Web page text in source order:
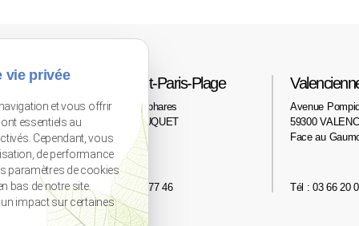
Le Touquet-Paris-Plage
2 avenue des phares
62520 LE TOUQUET
Tél : 03 21 06 77 46
Avenue
59300
Face au
Tél : 03 66 20
vie privée
et vous offrir
essentiels au
Cependant, vous
de performance
paramètres de cookies
bas de notre site.
impact sur certaines